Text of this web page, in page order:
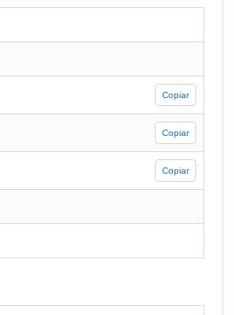
Copiar
Copiar
Copiar